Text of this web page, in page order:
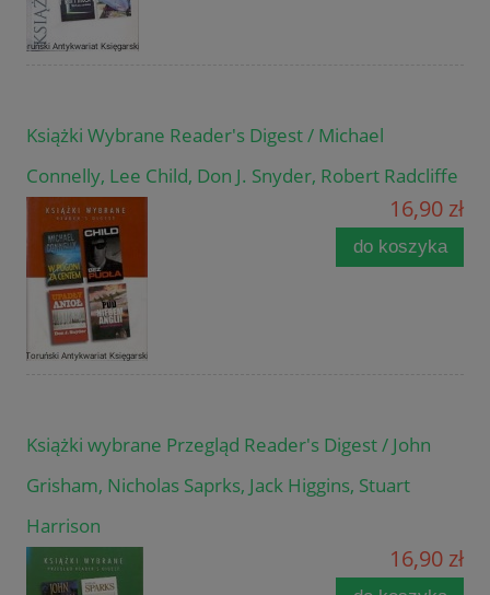
Książki Wybrane Reader's Digest / Michael
Connelly, Lee Child, Don J. Snyder, Robert Radcliffe
16,90 zł
do koszyka
Książki wybrane Przegląd Reader's Digest / John
Grisham, Nicholas Saprks, Jack Higgins, Stuart
Harrison
16,90 zł